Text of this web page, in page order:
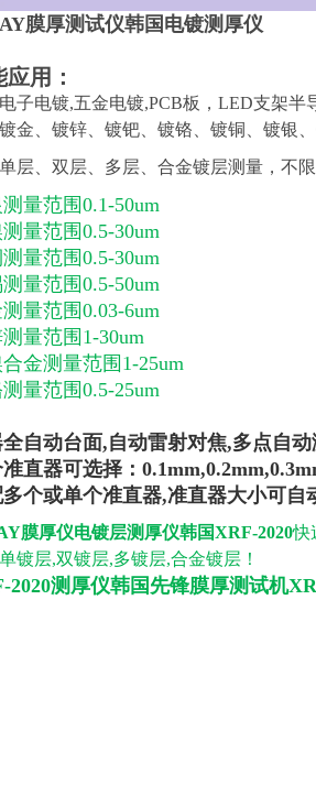
膜厚测试仪韩国电镀测厚仪
用：
子电镀,五金电镀,PCB板，LED支架半
金、镀锌、镀钯、镀铬、镀铜、镀银
层、双层、多层、合金镀层测量，不
量范围0.1-50um
量范围0.5-30um
量范围0.5-30um
量范围0.5-50um
量范围0.03-6um
量范围1-30um
金测量范围1-25um
量范围0.5-25um
自动台面,自动雷射对焦,多点自
直器可选择：
个或单个准直器,准直器大小可自
膜厚仪电镀层测厚仪韩国XRF-2020快
镀层,双镀层,多镀层,合金镀层！
2020测厚仪韩国先锋膜厚测试机